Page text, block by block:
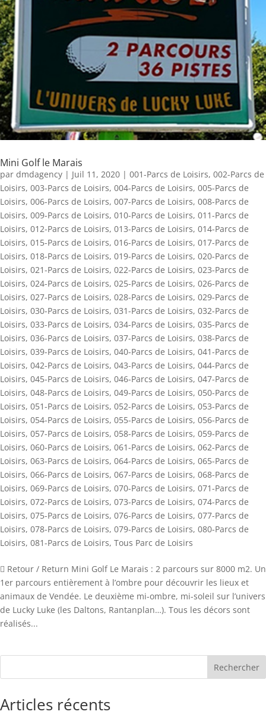
Mini Golf le Marais
par dmdagency | Juil 11, 2020 | 001-Parcs de Loisirs, 002-Parcs de
Loisirs, 003-Parcs de Loisirs, 004-Parcs de Loisirs, 005-Parcs de
Loisirs, 006-Parcs de Loisirs, 007-Parcs de Loisirs, 008-Parcs de
Loisirs, 009-Parcs de Loisirs, 010-Parcs de Loisirs, 011-Parcs de
Loisirs, 012-Parcs de Loisirs, 013-Parcs de Loisirs, 014-Parcs de
Loisirs, 015-Parcs de Loisirs, 016-Parcs de Loisirs, 017-Parcs de
Loisirs, 018-Parcs de Loisirs, 019-Parcs de Loisirs, 020-Parcs de
Loisirs, 021-Parcs de Loisirs, 022-Parcs de Loisirs, 023-Parcs de
Loisirs, 024-Parcs de Loisirs, 025-Parcs de Loisirs, 026-Parcs de
Loisirs, 027-Parcs de Loisirs, 028-Parcs de Loisirs, 029-Parcs de
Loisirs, 030-Parcs de Loisirs, 031-Parcs de Loisirs, 032-Parcs de
Loisirs, 033-Parcs de Loisirs, 034-Parcs de Loisirs, 035-Parcs de
Loisirs, 036-Parcs de Loisirs, 037-Parcs de Loisirs, 038-Parcs de
Loisirs, 039-Parcs de Loisirs, 040-Parcs de Loisirs, 041-Parcs de
Loisirs, 042-Parcs de Loisirs, 043-Parcs de Loisirs, 044-Parcs de
Loisirs, 045-Parcs de Loisirs, 046-Parcs de Loisirs, 047-Parcs de
Loisirs, 048-Parcs de Loisirs, 049-Parcs de Loisirs, 050-Parcs de
Loisirs, 051-Parcs de Loisirs, 052-Parcs de Loisirs, 053-Parcs de
Loisirs, 054-Parcs de Loisirs, 055-Parcs de Loisirs, 056-Parcs de
Loisirs, 057-Parcs de Loisirs, 058-Parcs de Loisirs, 059-Parcs de
Loisirs, 060-Parcs de Loisirs, 061-Parcs de Loisirs, 062-Parcs de
Loisirs, 063-Parcs de Loisirs, 064-Parcs de Loisirs, 065-Parcs de
Loisirs, 066-Parcs de Loisirs, 067-Parcs de Loisirs, 068-Parcs de
Loisirs, 069-Parcs de Loisirs, 070-Parcs de Loisirs, 071-Parcs de
Loisirs, 072-Parcs de Loisirs, 073-Parcs de Loisirs, 074-Parcs de
Loisirs, 075-Parcs de Loisirs, 076-Parcs de Loisirs, 077-Parcs de
Loisirs, 078-Parcs de Loisirs, 079-Parcs de Loisirs, 080-Parcs de
Loisirs, 081-Parcs de Loisirs, Tous Parc de Loisirs
 Retour / Return Mini Golf Le Marais : 2 parcours sur 8000 m2. Un
1er parcours entièrement à l’ombre pour découvrir les lieux et
animaux de Vendée. Le deuxième mi-ombre, mi-soleil sur l’univers
de Lucky Luke (les Daltons, Rantanplan…). Tous les décors sont
réalisés...
Rechercher
Articles récents